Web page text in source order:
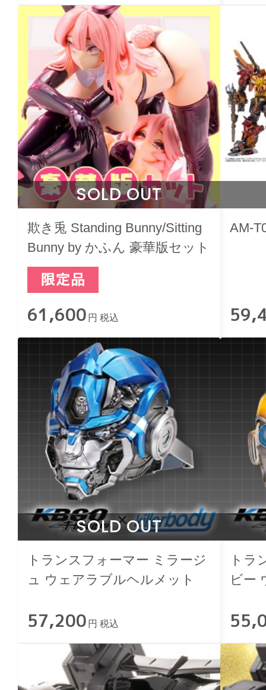
SOLD OUT
欺き兎 Standing Bunny/Sitting
Bunny by かふん 豪華版セット
61,600 円 税込
AM-
SOLD OUT
トランスフォーマー ミラージ
ュ ウェアラブルヘルメット
57,200 円 税込
トラ
ビー